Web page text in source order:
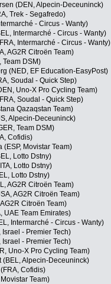
(DEN, Alpecin-Deceuninck)
Trek - Segafredo)
- Circus - Wanty)
Intermarché - Circus - Wanty)
Intermarché - Circus - Wanty)
AG2R Citroën Team)
Team DSM)
(NED, EF Education-EasyPost)
Soudal - Quick Step)
Uno-X Pro Cycling Team)
Soudal - Quick Step)
Qazaqstan Team)
Alpecin-Deceuninck)
Team DSM)
Cofidis)
(ESP, Movistar Team)
Lotto Dstny)
Lotto Dstny)
Lotto Dstny)
AG2R Citroën Team)
AG2R Citroën Team)
Citroën Team)
UAE Team Emirates)
Intermarché - Circus - Wanty)
- Premier Tech)
Israel - Premier Tech)
Uno-X Pro Cycling Team)
(BEL, Alpecin-Deceuninck)
Cofidis)
Team)